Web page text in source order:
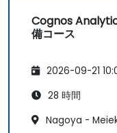
Cognos
備コース
2026-09-21
28 時間
Nagoya -